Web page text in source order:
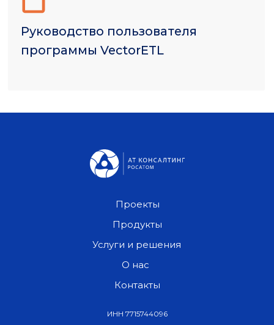
ИНН 7715744096
Проекты
Продукты
О нас
Контакты
Услуги и решения